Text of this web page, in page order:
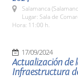
Salamanca
Lugar: Sala de
Hora: 11:00 h.
17/09/2024
Actualización de
Infraestructura